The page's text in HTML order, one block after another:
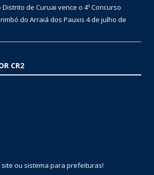
de Curuai vence o 4º Concurso
do Arraiá dos Pauxis 4 de julho de
CR2
ou sistema para prefeituras!